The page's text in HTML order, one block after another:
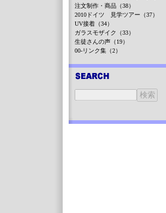
注文制作・商品（38）
2010ドイツ 見学ツアー（37）
UV接着（34）
ガラスモザイク（33）
生徒さんの声（19）
00-リンク集（2）